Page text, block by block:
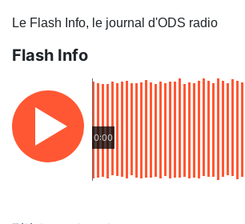
Le Flash Info, le journal d'ODS radio
Flash Info
0:00